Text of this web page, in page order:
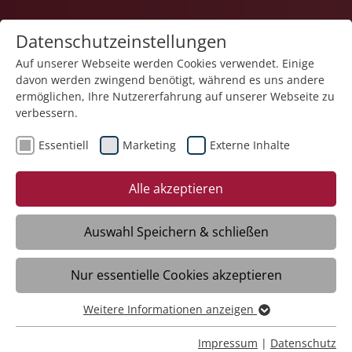
Service und Produkte
05.01.2026
Die Stiftung Liebenau trauert
um Monsignore Norbert
Huber
Norbert Huber wurde 1953 zum Priester
geweiht. Nach verschiedenen beruflichen
Stationen und Psychologiestudium trat er
1968 in die damalige „Heil- und
Datenschutzeinstellungen
Auf unserer Webseite werden Cookies verwendet. Einige
davon werden zwingend benötigt, während es uns andere
ermöglichen, Ihre Nutzererfahrung auf unserer Webseite zu
verbessern.
Essentiell Marketing Externe Inhalte
Alle akzeptieren
Auswahl Speichern & schließen
Nur essentielle Cookies akzeptieren
Essentiell
Essentielle Cookies werden für grundlegende Funktionen
Weitere Informationen anzeigen
Impressum | Datenschutz